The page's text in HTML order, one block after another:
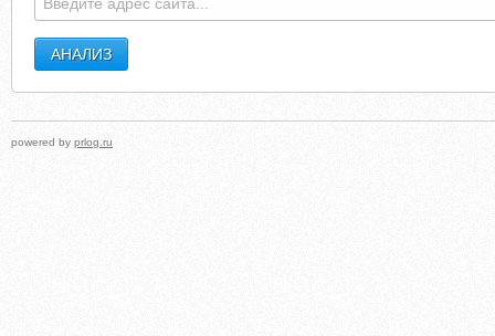
powered by prlog.ru